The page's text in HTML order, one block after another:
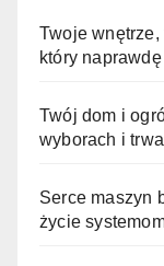
Twoje
który
Twój dom i
wyborach i
Serce maszyn
życie